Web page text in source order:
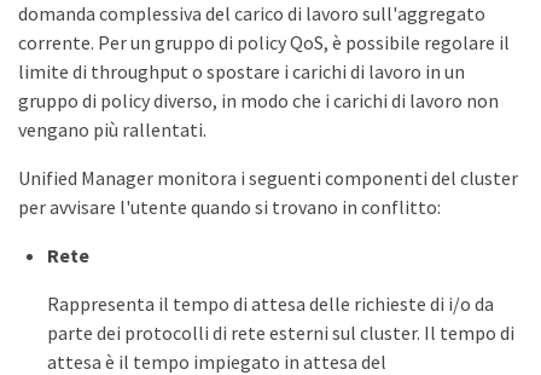
domanda complessiva del carico di lavoro sull'aggregato
corrente. Per un gruppo di policy QoS, è possibile regolare il
limite di throughput o spostare i carichi di lavoro in un
gruppo di policy diverso, in modo che i carichi di lavoro non
vengano più rallentati.
Unified Manager monitora i seguenti componenti del cluster
per avvisare l'utente quando si trovano in conflitto:
Rete
Rappresenta il tempo di attesa delle richieste di i/o da
parte dei protocolli di rete esterni sul cluster. Il tempo di
attesa è il tempo impiegato in attesa del